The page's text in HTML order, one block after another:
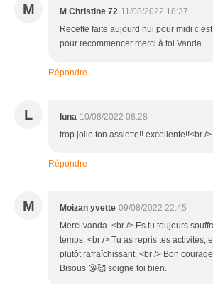
M M Christine 72 11/08/2022 18:37
Recette faite aujourd’hui pour midi
pour recommencer merci à toi Vanda
Répondre
L luna 10/08/2022 08:28
trop jolie ton assiette!! excellente!!<br /
Répondre
M Moizan yvette 09/08/2022 22:45
Merci.vanda. <br /> Es tu toujours
temps. <br /> Tu as repris tes activités,
plutôt rafraîchissant. <br /> Bon
Bisous 😘🥰 soigne toi bien.